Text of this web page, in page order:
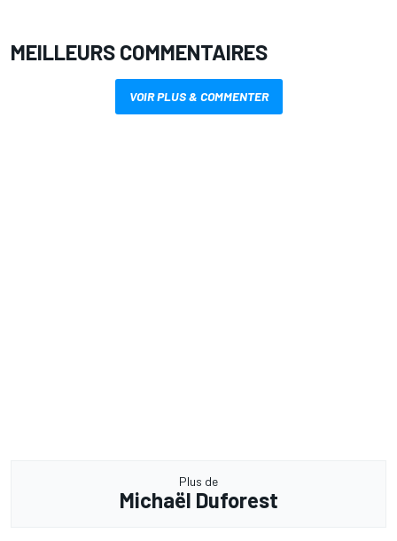
MEILLEURS COMMENTAIRES
VOIR PLUS & COMMENTER
Plus de
Michaël Duforest